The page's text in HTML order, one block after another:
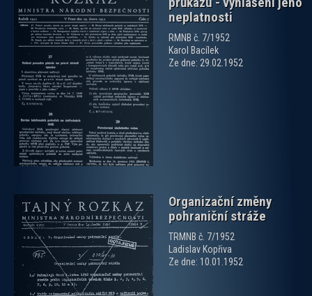
neplatnosti
RMNB č. 7/1952
Karol Bacílek
Ze dne: 29.02.1952
Organizační změny
pohraniční stráže
TRMNB č. 7/1952
Ladislav Kopřiva
Ze dne: 10.01.1952
zobrazit PDF dokument
zobrazit PDF dokument